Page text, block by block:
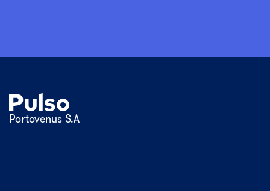
Portovenus S.A